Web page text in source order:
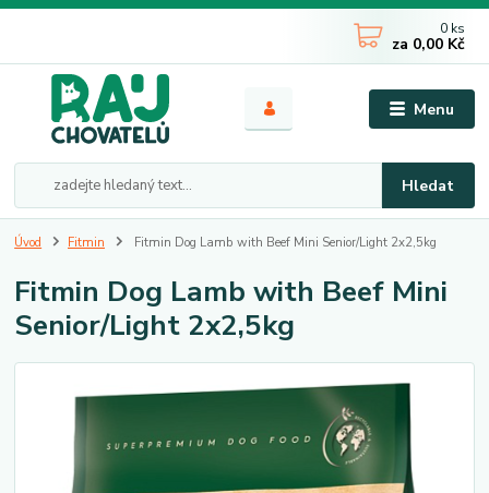
Menu
Hledat
0 ks
za 0,00 Kč
Úvod Fitmin Fitmin Dog Lamb with Beef Mini Senior/Light 2x2,5kg
Fitmin Dog Lamb with Beef Mini
Senior/Light 2x2,5kg